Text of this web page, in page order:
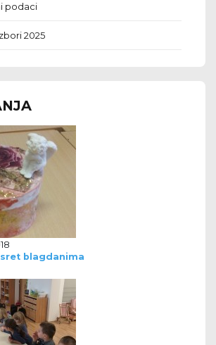
podaci
2025
blagdanima